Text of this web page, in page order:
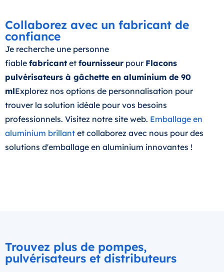
Collaborez avec un fabricant de
confiance
Je recherche une personne
fiable fabricant et fournisseur pour Flacons
pulvérisateurs à gâchette en aluminium de 90
mlExplorez nos options de personnalisation pour
trouver la solution idéale pour vos besoins
professionnels. Visitez notre site web. Emballage en
aluminium brillant et collaborez avec nous pour des
solutions d'emballage en aluminium innovantes !
Trouvez plus de pompes,
pulvérisateurs et distributeurs